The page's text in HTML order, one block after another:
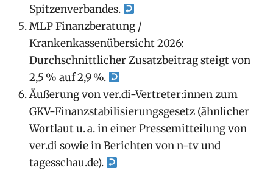
Spitzenverbandes.
MLP Finanzberatung /
Krankenkassenübersicht 2026:
Durchschnittlicher Zusatzbeitrag steigt von
2,5 % auf 2,9 %.
Äußerung von ver.di-Vertreter:innen zum
GKV-Finanzstabilisierungsgesetz (ähnlicher
Wortlaut u. a. in einer Pressemitteilung von
ver.di sowie in Berichten von n‑tv und
tagesschau.de).